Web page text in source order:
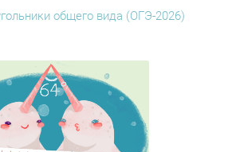
общего вида (ОГЭ-2026)